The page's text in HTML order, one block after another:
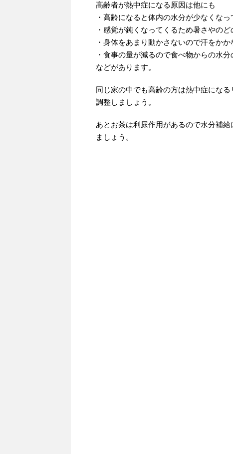
高齢者が熱中症になる原因は他にも
・高齢になると体内の水分が少なくなっ
・感覚が鈍くなってくるため暑さやのど
・身体をあまり動かさないので汗をかか
・食事の量が減るので食べ物からの水
などがあります。
同じ家の中でも高齢の方は熱中症にな
調整しましょう。
あとお茶は利尿作用があるので水分補
ましょう。